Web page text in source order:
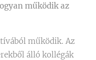
működik az
működik. Az
álló kollégák